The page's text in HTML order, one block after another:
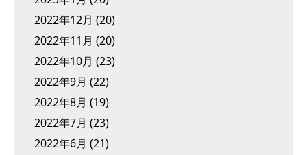
2022年12月 (20)
2022年11月 (20)
2022年10月 (23)
2022年9月 (22)
2022年8月 (19)
2022年7月 (23)
2022年6月 (21)